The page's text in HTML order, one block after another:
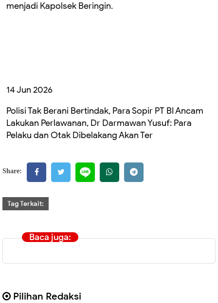
menjadi Kapolsek Beringin.
14 Jun 2026
Polisi Tak Berani Bertindak, Para Sopir PT BI Ancam
Lakukan Perlawanan, Dr Darmawan Yusuf: Para
Pelaku dan Otak Dibelakang Akan Ter
Share:
Tag Terkait:
Baca juga:
Pilihan Redaksi